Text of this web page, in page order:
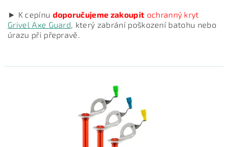
► K cepínu doporučujeme zakoupit ochranný kryt
Grivel Axe Guard , který zabrání poškození batohu nebo
úrazu při přepravě.